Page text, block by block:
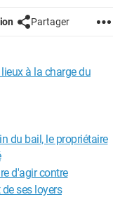
Partager
à la charge du
du bail, le propriétaire
d'agir contre
ses loyers